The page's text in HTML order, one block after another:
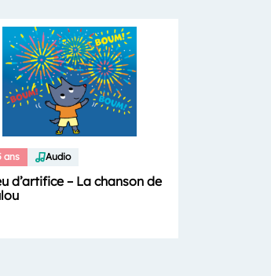
ans Audio
d’artifice – La chanson de